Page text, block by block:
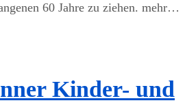
60 Jahre zu ziehen. mehr…
Kinder- und